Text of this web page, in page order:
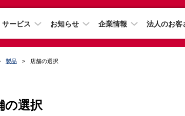
サービス お知らせ 企業情報 法人のお客
製品 店舗の選択
の選択